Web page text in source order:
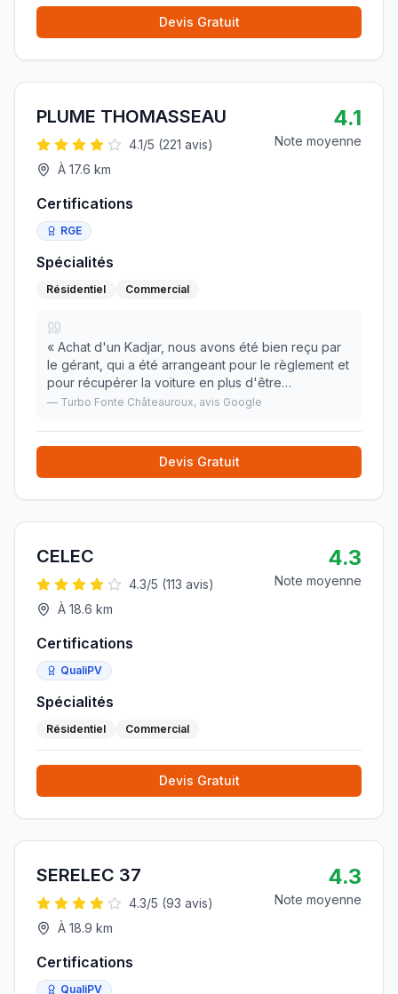
Devis Gratuit
PLUME THOMASSEAU
4.1/5 (221 avis)
À 17.6 km
4.1
Note moyenne
Certifications
RGE
Spécialités
Résidentiel Commercial
« Achat d'un Kadjar, nous avons été bien reçu par
le gérant, qui a été arrangeant pour le règlement et
pour récupérer la voiture en plus d'être
sympathique ! Nous sommes satisfaits et
— Turbo Fonte Châteauroux, avis Google
Devis Gratuit
CELEC
4.3/5 (113 avis)
À 18.6 km
4.3
Note moyenne
Certifications
QualiPV
Spécialités
Résidentiel Commercial
Devis Gratuit
SERELEC 37
4.3/5 (93 avis)
À 18.9 km
4.3
Note moyenne
Certifications
QualiPV